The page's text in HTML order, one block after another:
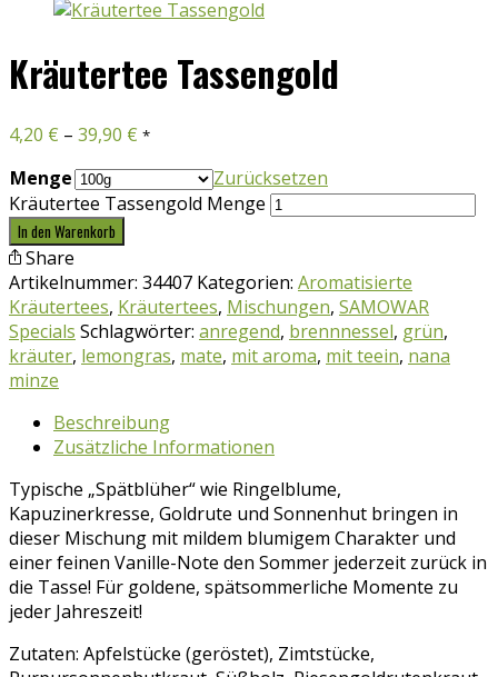
Kräutertee Tassengold
4,20 € – 39,90 € *
Menge
Zurücksetzen
Kräutertee Tassengold Menge
In den Warenkorb
Share
Artikelnummer: 34407 Kategorien: Aromatisierte
Kräutertees, Kräutertees, Mischungen, SAMOWAR
Specials Schlagwörter: anregend, brennnessel, grün,
kräuter, lemongras, mate, mit aroma, mit teein, nana
minze
Beschreibung
Zusätzliche Informationen
Typische „Spätblüher“ wie Ringelblume,
Kapuzinerkresse, Goldrute und Sonnenhut bringen in
dieser Mischung mit mildem blumigem Charakter und
einer feinen Vanille-Note den Sommer jederzeit zurück in
die Tasse! Für goldene, spätsommerliche Momente zu
jeder Jahreszeit!
Zutaten: Apfelstücke (geröstet), Zimtstücke,